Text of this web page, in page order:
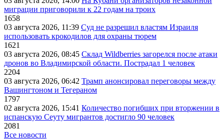
миграции приговорили к 22 годам на троих
1658
03 августа 2026, 11:39 Суд не разрешил властям Израиля
использовать крокодилов для охраны тюрем
1621
03 августа 2026, 08:45 Склад Wildberries загорелся после атаки
дронов во Владимирской области. Пострадал 1 человек
2204
03 августа 2026, 06:42 Трамп анонсировал переговоры между
Вашингтоном и Тегераном
1797
02 августа 2026, 15:41 Количество погибших при вторжении в
испанскую Сеуту мигрантов достигло 90 человек
2081
Все новости